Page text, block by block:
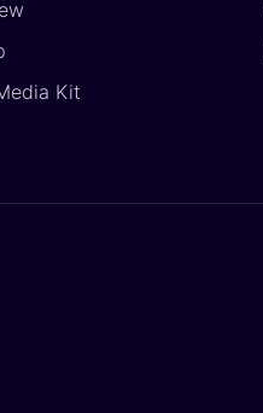
Kit